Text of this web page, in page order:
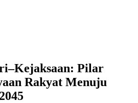
Pilar
Rakyat Menuju